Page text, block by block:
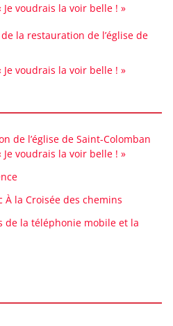
voudrais la voir belle ! »
la restauration de l’église de
voudrais la voir belle ! »
de l’église de Saint-Colomban
voudrais la voir belle ! »
la Croisée des chemins
de la téléphonie mobile et la